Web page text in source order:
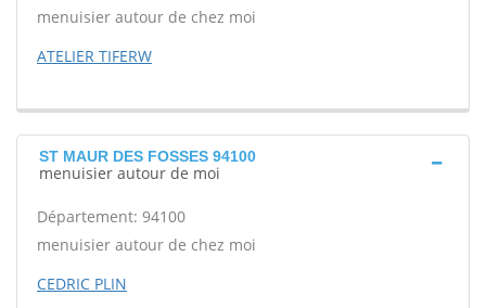
menuisier autour de chez moi
ATELIER TIFERW
ST MAUR DES FOSSES 94100
menuisier autour de moi
Département: 94100
menuisier autour de chez moi
CEDRIC PLIN